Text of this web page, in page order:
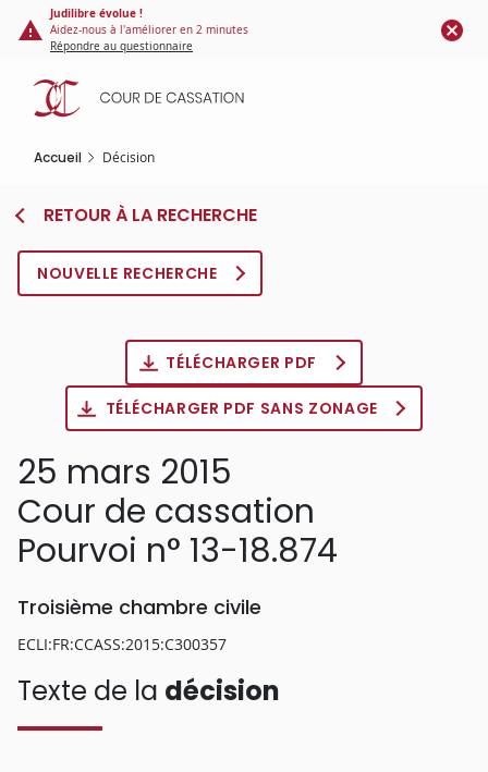
Panneau de gestion des cookies
contenu
principal
Judilibre évolue !
Aidez-nous à l'améliorer en 2 minutes
Répondre au questionnaire
Accueil Décision
RETOUR À LA RECHERCHE
NOUVELLE RECHERCHE
TÉLÉCHARGER PDF
TÉLÉCHARGER PDF SANS ZONAGE
25 mars 2015
Cour de cassation
Pourvoi n° 13-18.874
Troisième chambre civile
ECLI:FR:CCASS:2015:C300357
Texte de la décision